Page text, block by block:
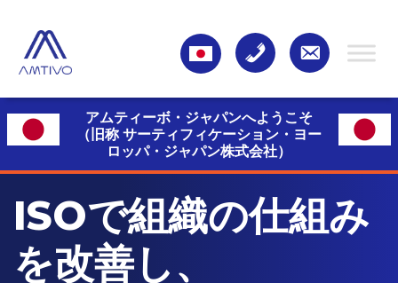
アムティーボ・ジャパンへようこそ
（旧称 サーティフィケーション・ヨー
ロッパ・ジャパン株式会社）
ISOで組織の仕組み
を改善し、